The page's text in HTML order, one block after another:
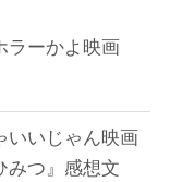
ラーかよ映画
いいじゃん映画
みつ』感想文